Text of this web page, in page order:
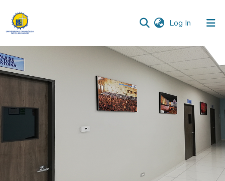
Log In (current)
Communities & Collections
All of DSpace